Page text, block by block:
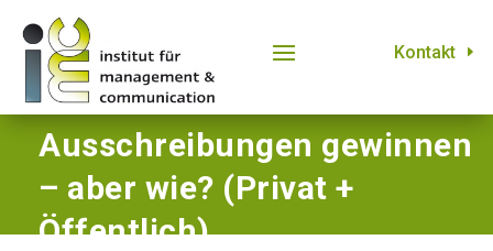
Kontakt
Ausschreibungen gewinnen
– aber wie? (Privat +
Öffentlich)